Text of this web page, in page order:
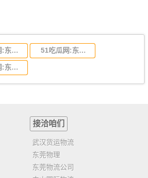
51吃瓜网:东莞到贵州省物流运输,东莞到贵州省物流公司 51吃瓜网:东莞到四川省物流专线,东莞到四川省物流公司
51吃瓜网:东莞到广西物流专线,东莞到广西物流公司
接洽咱们
武汉货运物流
东莞物理
东莞物流公司